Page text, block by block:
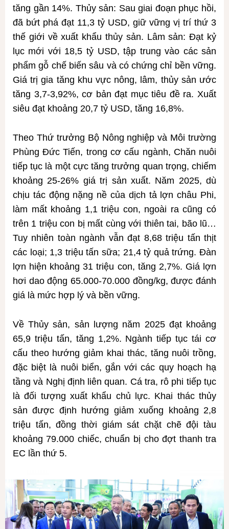
tăng gần 14%. Thủy sản: Sau giai đoạn phục hồi,
đã bứt phá đạt 11,3 tỷ USD, giữ vững vị trí thứ 3
thế giới về xuất khẩu thủy sản. Lâm sản: Đạt kỷ
lục mới với 18,5 tỷ USD, tập trung vào các sản
phẩm gỗ chế biến sâu và có chứng chỉ bền vững.
Giá trị gia tăng khu vực nông, lâm, thủy sản ước
tăng 3,7-3,92%, cơ bản đạt mục tiêu đề ra. Xuất
siêu đạt khoảng 20,7 tỷ USD, tăng 16,8%.
Theo Thứ trưởng Bộ Nông nghiệp và Môi trường
Phùng Đức Tiến, trong cơ cấu ngành, Chăn nuôi
tiếp tục là một cực tăng trưởng quan trọng, chiếm
khoảng 25-26% giá trị sản xuất. Năm 2025, dù
chịu tác động nặng nề của dịch tả lợn châu Phi,
làm mất khoảng 1,1 triệu con, ngoài ra cũng có
trên 1 triệu con bị mất cùng với thiên tai, bão lũ…
Tuy nhiên toàn ngành vẫn đạt 8,68 triệu tấn thịt
các loại; 1,3 triệu tấn sữa; 21,4 tỷ quả trứng. Đàn
lợn hiện khoảng 31 triệu con, tăng 2,7%. Giá lợn
hơi dao động 65.000-70.000 đồng/kg, được đánh
giá là mức hợp lý và bền vững.
Về Thủy sản, sản lượng năm 2025 đạt khoảng
65,9 triệu tấn, tăng 1,2%. Ngành tiếp tục tái cơ
cấu theo hướng giảm khai thác, tăng nuôi trồng,
đặc biệt là nuôi biển, gắn với các quy hoạch hạ
tầng và Nghị định liên quan. Cá tra, rô phi tiếp tục
là đối tượng xuất khẩu chủ lực. Khai thác thủy
sản được định hướng giảm xuống khoảng 2,8
triệu tấn, đồng thời giám sát chặt chẽ đội tàu
khoảng 79.000 chiếc, chuẩn bị cho đợt thanh tra
EC lần thứ 5.